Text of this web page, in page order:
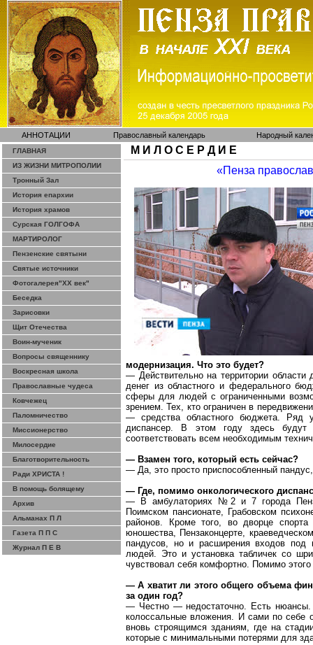
АННОТАЦИИ Православный календарь Народный
ГЛАВНАЯ
ИЗ ЖИЗНИ МИТРОПОЛИИ
Тронный Зал
История епархии
История храмов
Сурская ГОЛГОФА
МАРТИРОЛОГ
Пензенские святыни
Святые источники
Фотогалерея"ХХ век"
Беседка
Зарисовки
Щит Отечества
Воин-мученик
Вопросы священнику
Воскресная школа
Православные чудеса
Ковчежец
Паломничество
Миссионерство
Милосердие
Благотворительность
Ради ХРИСТА !
В помощь болящему
Архив
Альманах П Л
Газета П П С
Журнал П Е В
М И Л О С Е Р Д И Е
«Пенза
модернизация. Что это будет?
— Действительно на территории области
денег из областного и федерального
сферы для людей с ограниченными
зрением. Тех, кто ограничен в
— средства областного бюджета. Ряд
диспансер. В этом году здесь будут
соответствовать всем необходимым
— Взамен того, который есть сейчас?
— Да, это просто приспособленный
— Где, помимо онкологического
— В амбулаториях №2 и 7 города
Поимском пансионате, Грабовском
районов. Кроме того, во дворце спорта
юношества, Пензаконцерте,
пандусов, но и расширения входов под
людей. Это и установка табличек со
чувствовал себя комфортно. Помимо
— А хватит ли этого общего объема
за один год?
— Честно — недостаточно. Есть нюансы.
колоссальные вложения. И сами по себе
вновь строящимся зданиям, где на
которые с минимальными потерями для